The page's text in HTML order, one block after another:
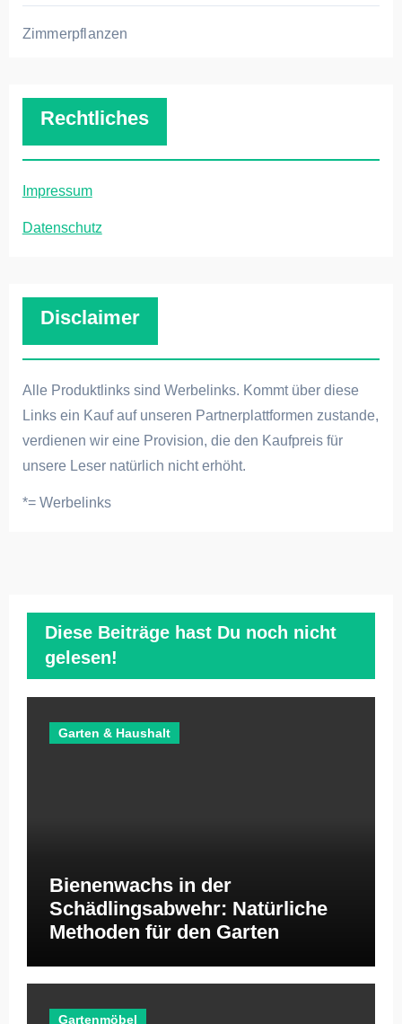
Zimmerpflanzen
Rechtliches
Impressum
Datenschutz
Disclaimer
Alle Produktlinks sind Werbelinks. Kommt über diese
Links ein Kauf auf unseren Partnerplattformen zustande,
verdienen wir eine Provision, die den Kaufpreis für
unsere Leser natürlich nicht erhöht.
*= Werbelinks
Diese Beiträge hast Du noch nicht
gelesen!
Garten & Haushalt
Bienenwachs in der
Schädlingsabwehr: Natürliche
Methoden für den Garten
Gartenmöbel